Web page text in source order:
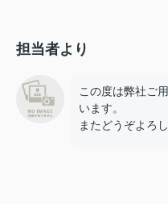
担当者より
この度は弊社ご
います。
またどうぞよろ